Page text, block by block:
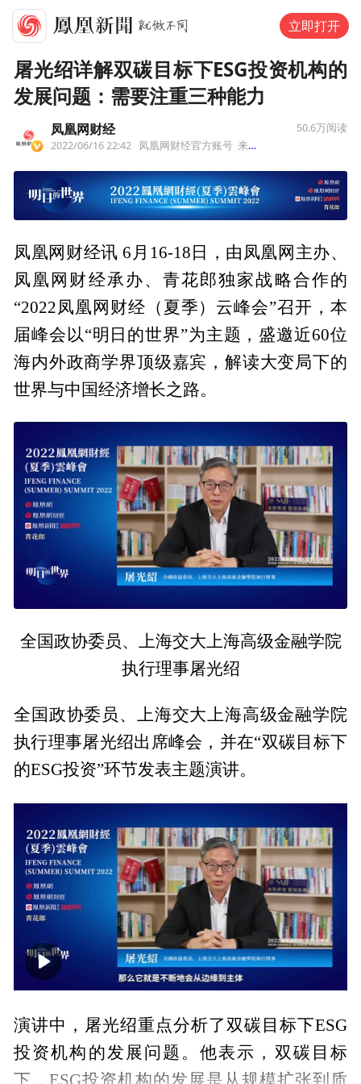
立即打开
屠光绍详解双碳目标下ESG投资机构的
发展问题：需要注重三种能力
凤凰网财经
2022/06/16 22:42 凤凰网财经官方账号 来自北京市
50.6万阅读
凤凰网财经讯 6月16-18日，由凤凰网主办、
凤凰网财经承办、青花郎独家战略合作的
“2022凤凰网财经（夏季）云峰会”召开，本
届峰会以“明日的世界”为主题，盛邀近60位
海内外政商学界顶级嘉宾，解读大变局下的
世界与中国经济增长之路。
全国政协委员、上海交大上海高级金融学院
执行理事屠光绍
全国政协委员、上海交大上海高级金融学院
执行理事屠光绍出席峰会，并在“双碳目标下
的ESG投资”环节发表主题演讲。
00:00
演讲中，屠光绍重点分析了双碳目标下ESG
投资机构的发展问题。他表示，双碳目标
下，ESG投资机构的发展是从规模扩张到质